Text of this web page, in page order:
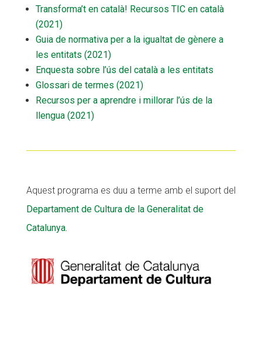
Transforma’t en català! Recursos TIC en català
(2021)
Guia de normativa per a la igualtat de gènere a
les entitats (2021)
Enquesta sobre l’ús del català a les entitats
Glossari de termes (2021)
Recursos per a aprendre i millorar l’ús de la
llengua (2021)
Aquest programa es duu a terme amb el suport del
Departament de Cultura de la Generalitat de
Catalunya.